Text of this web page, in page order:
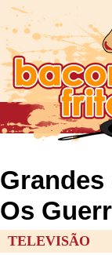
Grandes
Os
TELEVISÃO